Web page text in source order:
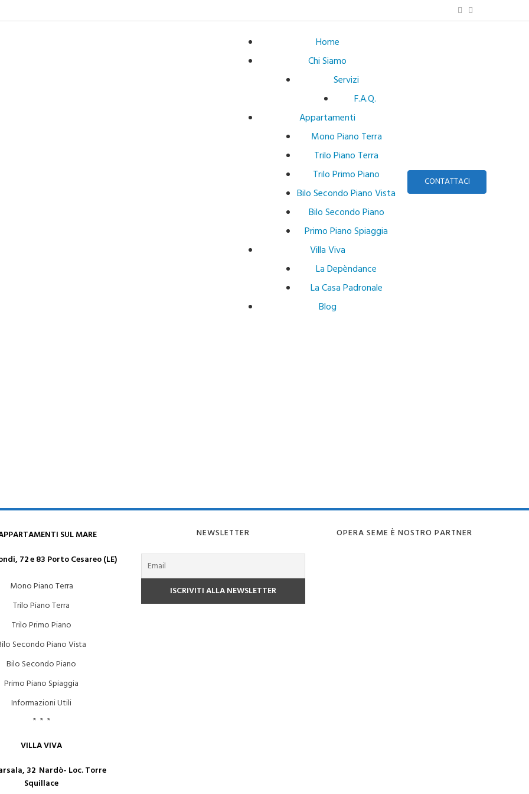
Home
Chi Siamo
Servizi
F.A.Q.
Appartamenti
Mono Piano Terra
Trilo Piano Terra
Trilo Primo Piano
Bilo Secondo Piano Vista
Bilo Secondo Piano
Primo Piano Spiaggia
Villa Viva
La Depèndance
La Casa Padronale
Blog
CONTATTACI
SUL MARE
72 e 83 Porto Cesareo (LE)
Mono Piano Terra
Trilo Piano Terra
Trilo Primo Piano
Secondo Piano Vista
Bilo Secondo Piano
Primo Piano Spiaggia
Informazioni Utili
* * *
VILLA VIVA
32 Nardò- Loc. Torre
Squillace
NEWSLETTER OPERA SEME È NOSTRO PARTNER